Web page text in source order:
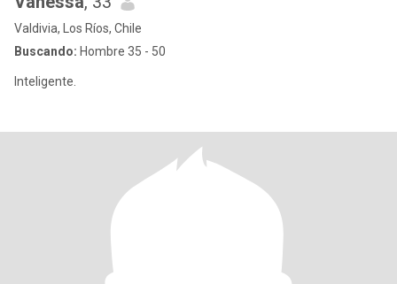
Valdivia, Los Ríos, Chile
Buscando: Hombre 35 - 50
Inteligente.